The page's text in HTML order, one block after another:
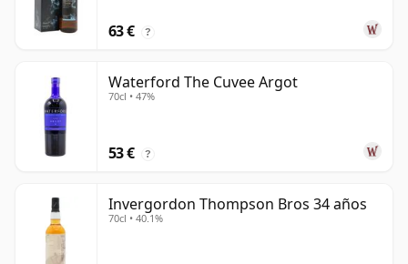
63 € ?
Waterford The Cuvee Argot
70cl • 47%
53 € ?
Invergordon Thompson Bros 34 años
70cl • 40.1%